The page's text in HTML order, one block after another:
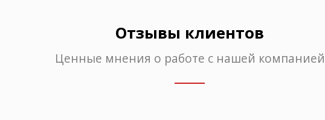
Отзывы клиентов
Ценные мнения о работе с нашей компанией